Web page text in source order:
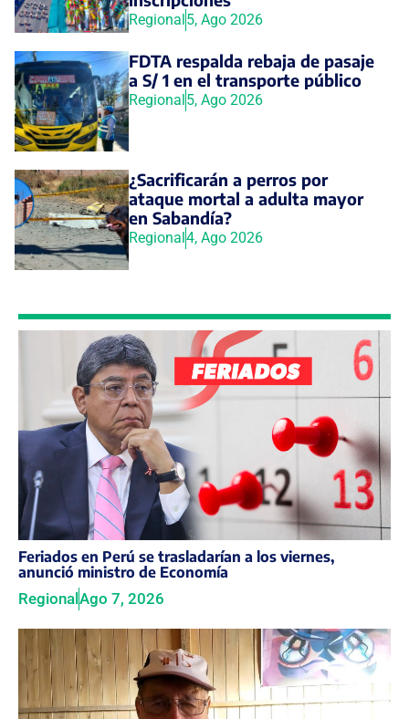
Regional5, Ago 2026
FDTA respalda rebaja de pasaje
a S/ 1 en el transporte público
Regional5, Ago 2026
¿Sacrificarán a perros por
ataque mortal a adulta mayor
en Sabandía?
Regional4, Ago 2026
Feriados en Perú se trasladarían a los viernes,
anunció ministro de Economía
RegionalAgo 7, 2026